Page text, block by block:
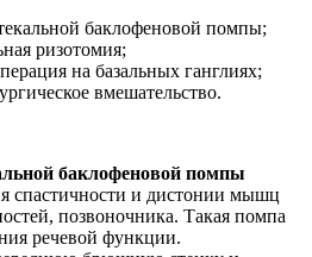
баклофеновой помпы;
ризотомия;
на базальных ганглиях;
вмешательство.
баклофеновой помпы
спастичности и дистонии мышц
позвоночника. Такая помпа
речевой функции.